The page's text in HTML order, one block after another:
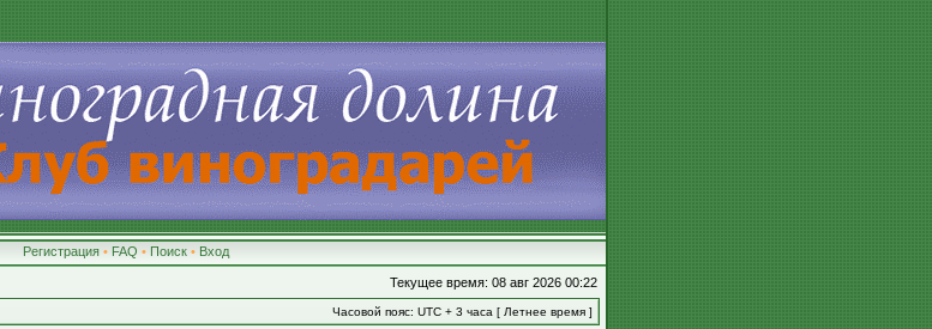
Регистрация • FAQ • Поиск • Вход
Текущее время: 08 авг 2026 00:22
Часовой пояс: UTC + 3 часа [ Летнее время ]